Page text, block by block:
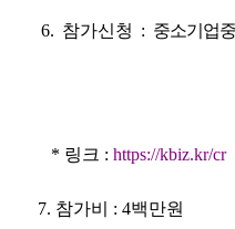
6. 참가신청 : 중소기업
* 링크 : https://kbiz.kr/cr
7. 참가비 : 4백만원